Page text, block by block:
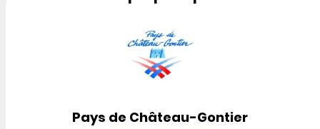
Pays de Château-Gontier